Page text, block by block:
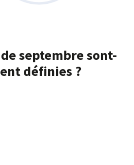
septembre sont-
définies ?